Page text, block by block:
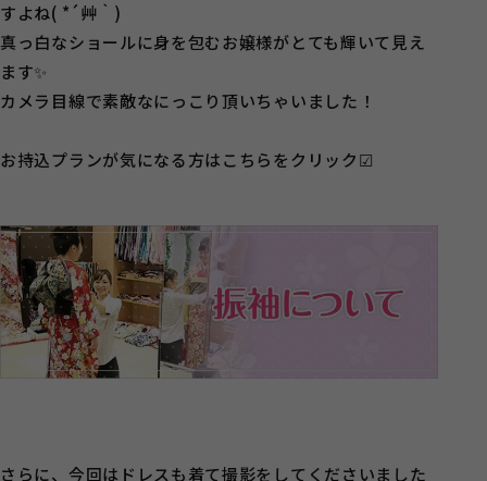
すよね( *´艸｀)
真っ白なショールに身を包むお嬢様がとても輝いて見え
ます✨
カメラ目線で素敵なにっこり頂いちゃいました！
お持込プランが気になる方はこちらをクリック☑
さらに、今回はドレスも着て撮影をしてくださいました